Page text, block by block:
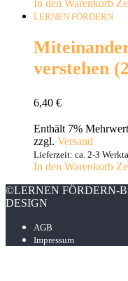
In den Warenkorb
LERNEN FÖRDERN
verstehen
6,40 €
Enthält 7%
zzgl. Versand
Lieferzeit: ca. 2-3
In den Warenkorb
©LERNEN FÖRDERN-
DESIGN
AGB
Impressum